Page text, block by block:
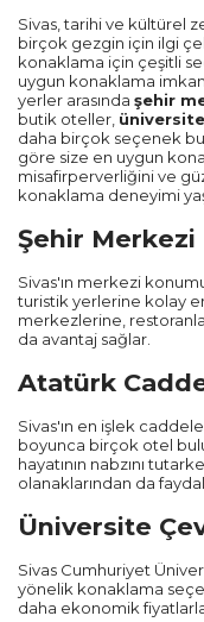
Sivas, tarihi ve kültürel
birçok gezgin için ilgi
konaklama için çeşitli
uygun konaklama
yerler arasında şehir
butik oteller,
daha birçok seçenek
göre size en uygun
misafirperverliğini ve
konaklama deneyimi
Şehir Merkezi
Sivas'ın merkezi
turistik yerlerine kolay
merkezlerine,
da avantaj sağlar.
Atatürk
Sivas'ın en işlek
boyunca birçok otel
hayatının nabzını
olanaklarından da
Üniversite
Sivas Cumhuriyet
yönelik konaklama
daha ekonomik
Diğer Şehirler
Antalya